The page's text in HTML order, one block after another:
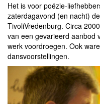
Het is voor poëzie-
zaterdagavond (en nacht)
TivoliVredenburg. Circa
van een gevarieerd aanbod
werk voordroegen. Ook
dansvoorstellingen.